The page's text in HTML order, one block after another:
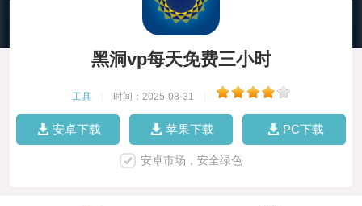
黑洞vp每天免费三小时
工具 时间：2025-08-31
安卓下载 苹果下载 PC下载
安卓市场，安全绿色